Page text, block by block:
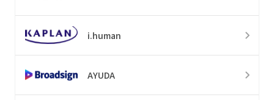
i.human
AYUDA